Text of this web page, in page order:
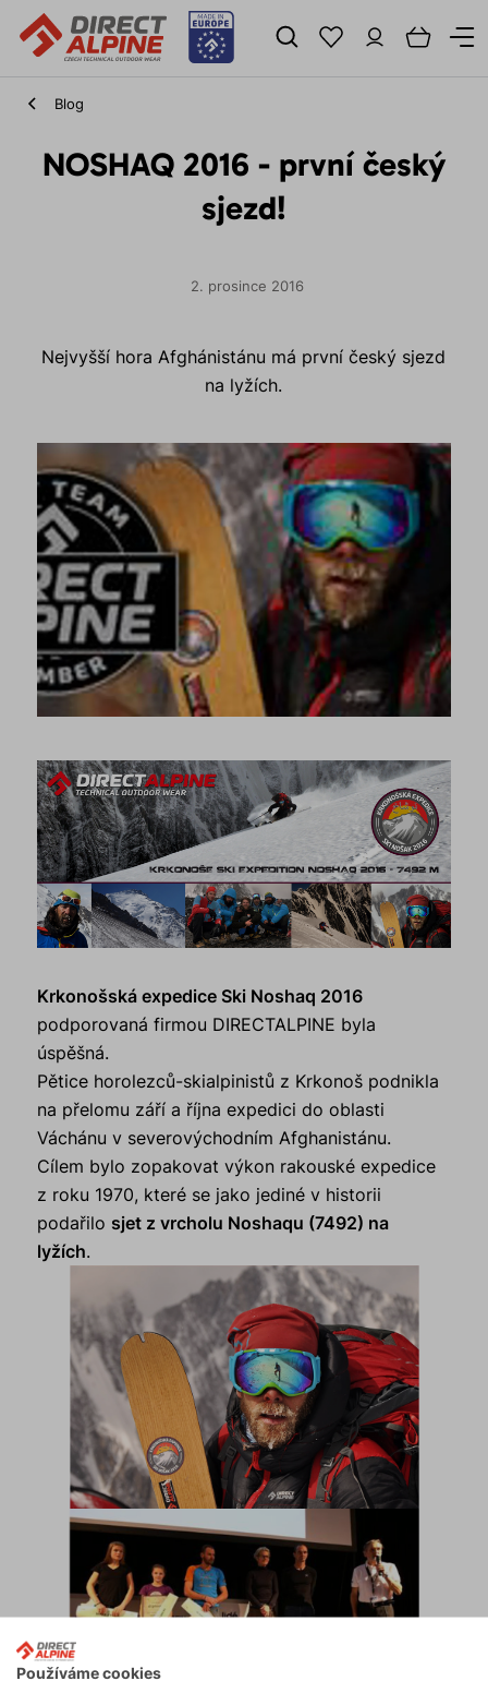
Blog
NOSHAQ 2016 - první český
sjezd!
2. prosince 2016
Nejvyšší hora Afghánistánu má první český sjezd
na lyžích.
Krkonošská expedice Ski Noshaq 2016
podporovaná firmou DIRECTALPINE byla
úspěšná.
Pětice horolezců-skialpinistů z Krkonoš podnikla
na přelomu září a října expedici do oblasti
Váchánu v severovýchodním Afghanistánu.
Cílem bylo zopakovat výkon rakouské expedice
z roku 1970, které se jako jediné v historii
podařilo sjet z vrcholu Noshaqu (7492) na
lyžích.
Používáme cookies